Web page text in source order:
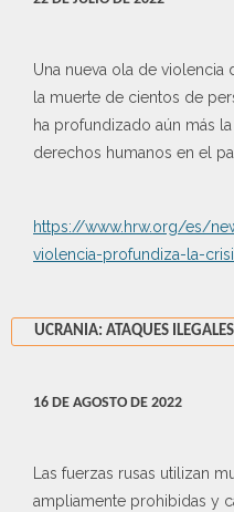
Una nueva ola de violencia
la muerte de cientos de
ha profundizado aún más
derechos humanos en el
https://www.hrw.org/es/
violencia-profundiza-la-
UCRANIA: ATAQUES
16 DE AGOSTO DE 2022
Las fuerzas rusas utilizan
ampliamente prohibidas y